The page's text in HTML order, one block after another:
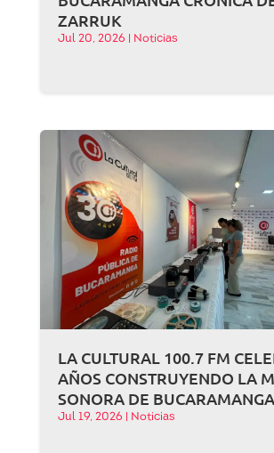
ZARRUK
Jul 20, 2026 Noticias
LA CULTURAL 100.7 FM
AÑOS CONSTRUYENDO LA
SONORA DE BUCARAMANGA
Jul 19, 2026 Noticias